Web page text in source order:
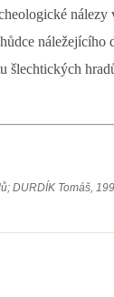
náležejícího
šlechtických
DURDÍK Tomáš,